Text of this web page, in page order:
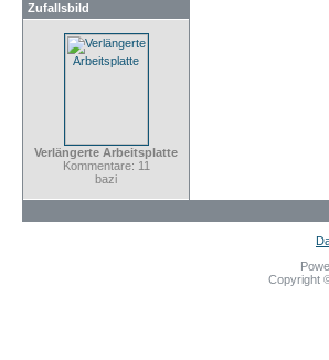
Zufallsbild
Verlängerte Arbeitsplatte
Kommentare: 11
bazi
Copyright